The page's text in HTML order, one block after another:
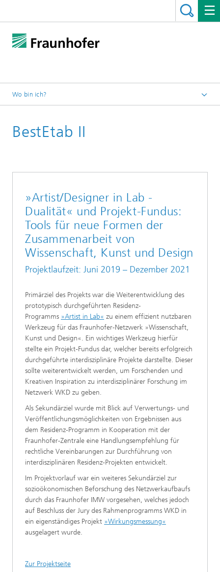
Wo bin ich?
Programme
BestEtab II
»Artist/Designer in Lab -
Dualität« und Projekt-Fundus:
Tools für neue Formen der
Zusammenarbeit von
Wissenschaft, Kunst und Design
Projektlaufzeit: Juni 2019 – Dezember 2021
Primärziel des Projekts war die Weiterentwicklung des
prototypisch durchgeführten Residenz-
Programms »Artist in Lab« zu einem effizient nutzbaren
Werkzeug für das Fraunhofer-Netzwerk »Wissenschaft,
Kunst und Design«. Ein wichtiges Werkzeug hierfür
stellte ein Projekt-Fundus dar, welcher bereits erfolgreich
durchgeführte interdisziplinäre Projekte darstellte. Dieser
sollte weiterentwickelt werden, um Forschenden und
Kreativen Inspiration zu interdisziplinärer Forschung im
Netzwerk WKD zu geben.
Als Sekundärziel wurde mit Blick auf Verwertungs- und
Veröffentlichungsmöglichkeiten von Ergebnissen aus
dem Residenz-Programm in Kooperation mit der
Fraunhofer-Zentrale eine Handlungsempfehlung für
rechtliche Vereinbarungen zur Durchführung von
interdisziplinären Residenz-Projekten entwickelt.
Im Projektvorlauf war ein weiteres Sekundärziel zur
sozioökonomischen Beforschung des Netzwerkaufbaufs
durch das Fraunhofer IMW vorgesehen, welches jedoch
auf Beschluss der Jury des Rahmenprogramms WKD in
ein eigenständiges Projekt »Wirkungsmessung«
ausgelagert wurde.
Zur Projektseite